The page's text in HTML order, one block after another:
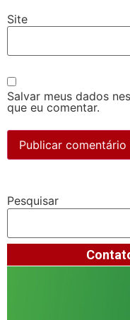
Site
Salvar meus dados
que eu comentar.
Pesquisar